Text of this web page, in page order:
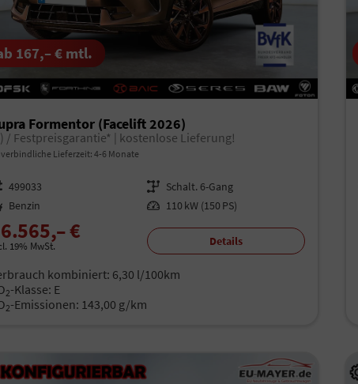
167,– € mtl.
Formentor (Facelift 2026)
/ Festpreisgarantie* | kostenlose Lieferung!
Lieferzeit: 4-6 Monate
499033 Getriebe Schalt. 6-Gang
Benzin Leistung 110 kW (150 PS)
€
19% MwSt. Details
kombiniert: 6,30 l/100km
2-Klasse: E
2-Emissionen: 143,00 g/km